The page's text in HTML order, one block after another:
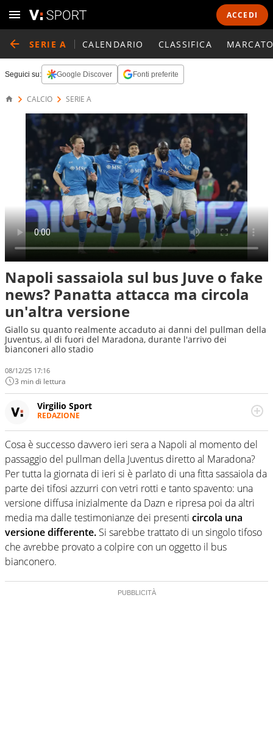
ACCEDI
SERIE A CALENDARIO CLASSIFICA
Seguici su: Google Discover Fonti preferite
CALCIO SERIE A
Napoli sassaiola sul bus Juve o fake
news? Panatta attacca ma circola
un'altra versione
Giallo su quanto realmente accaduto ai danni del pullman della
Juventus, al di fuori del Maradona, durante l'arrivo dei
bianconeri allo stadio
08/12/25 17:16
3 min di lettura
Virgilio Sport
REDAZIONE
appassionato su tutto il mondo dello sport. Calcio,
calciomercato, F1, Motomondiale ma anche tennis,
volley, basket: su Virgilio Sport i tifosi e gli appassionati
sanno che troveranno sempre copertura completa e
zero faziosità. La squadra di Virgilio Sport è formata da
giornalisti ed esperti di sport abili sia nel gioco di
rimessa quando intercettano le notizie e le rilanciano
verso la rete, sia nella costruzione dal basso quando
creano contenuti 100% originali ed esclusivi.
Cosa è successo davvero ieri sera a Napoli al momento del
passaggio del pullman della Juventus diretto al Maradona?
Per tutta la giornata di ieri si è parlato di una fitta sassaiola da
parte dei tifosi azzurri con vetri rotti e tanto spavento: una
versione diffusa inizialmente da Dazn e ripresa poi da altri
media ma dalle testimonianze dei presenti circola una
versione differente. Si sarebbe trattato di un singolo tifoso
che avrebbe provato a colpire con un oggetto il bus
bianconero.